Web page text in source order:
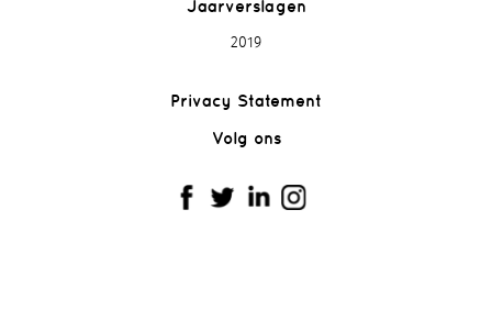
Jaarverslagen
2019
Privacy Statement
Volg ons